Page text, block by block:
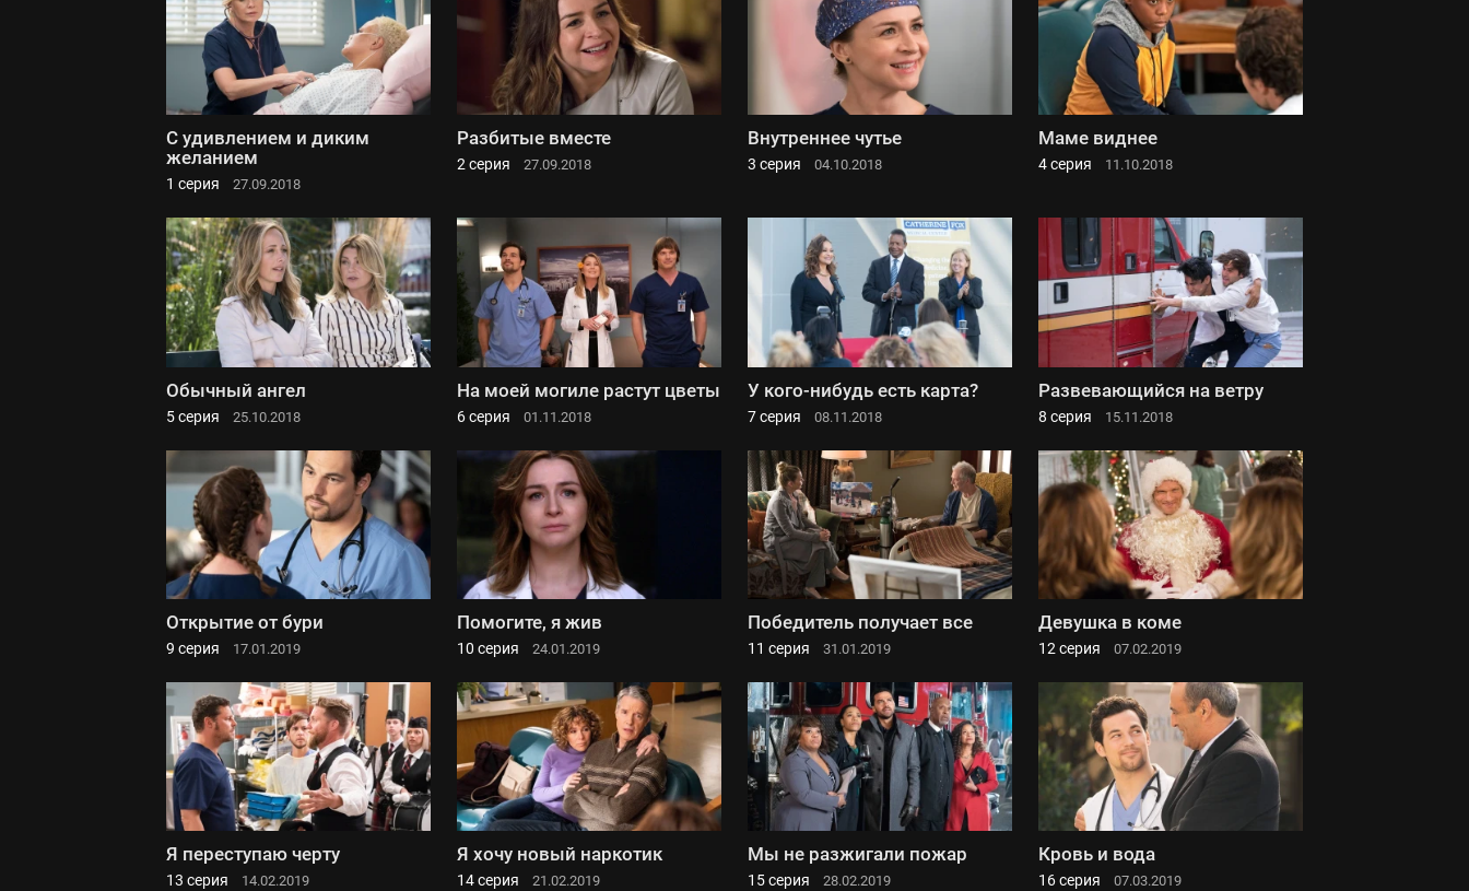
С удивлением и диким
желанием
1 серия 27.09.2018
Разбитые вместе
2 серия 27.09.2018
Внутреннее чутье
3 серия 04.10.2018
Маме виднее
4 серия 11.10.2018
Обычный ангел
5 серия 25.10.2018
На моей могиле растут цветы
6 серия 01.11.2018
У кого-нибудь есть карта?
7 серия 08.11.2018
Развевающийся на ветру
8 серия 15.11.2018
Открытие от бури
9 серия 17.01.2019
Помогите, я жив
10 серия 24.01.2019
Победитель получает все
11 серия 31.01.2019
Девушка в коме
12 серия 07.02.2019
Я переступаю черту
13 серия 14.02.2019
Я хочу новый наркотик
14 серия 21.02.2019
Мы не разжигали пожар
15 серия 28.02.2019
Кровь и вода
16 серия 07.03.2019